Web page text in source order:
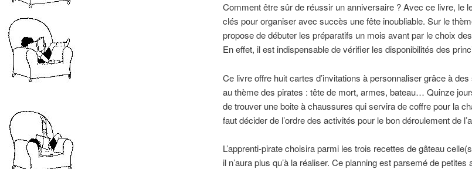
Comment être sûr de réussir un anniversaire ? Avec ce livre, le
clés pour organiser avec succès une fête inoubliable. Sur le
propose de débuter les préparatifs un mois avant par le choix
En effet, il est indispensable de vérifier les disponibilités des
Ce livre offre huit cartes d’invitations à personnaliser grâce à
au thème des pirates : tête de mort, armes, bateau… Quinze
de trouver une boite à chaussures qui servira de coffre pour la
faut décider de l’ordre des activités pour le bon déroulement de
L’apprenti-pirate choisira parmi les trois recettes de gâteau
il n’aura plus qu’à la réaliser. Ce planning est parsemé de petites